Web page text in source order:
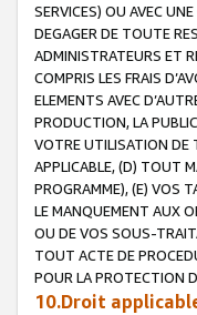
SERVICES) OU AVEC
DEGAGER DE TOUTE
ADMINISTRATEURS ET
COMPRIS LES FRAIS
ELEMENTS AVEC
PRODUCTION, LA
VOTRE UTILISATION DE
APPLICABLE, (D) TOUT
PROGRAMME), (E) VOS
LE MANQUEMENT AUX
OU DE VOS SOUS-
TOUT ACTE DE
POUR LA PROTECTION
10.Droit